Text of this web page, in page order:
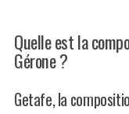
Quelle est la
Gérone ?
Getafe, la